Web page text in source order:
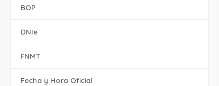
BOP
DNIe
FNMT
Fecha y Hora Oficial